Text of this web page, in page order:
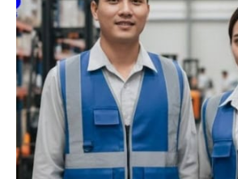
Mẫu áo gile đồng phục bảo trì
Giới thiệu thông tin đồng
mẫu 03 hiện đại, năng
Đồng phục bảo trì mẫu 03 là thiết
tiện dụng cho đội ngũ kỹ thuật, cơ